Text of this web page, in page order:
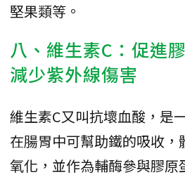
堅果類等。
八、維生素C：促進
減少紫外線傷害
維生素C又叫抗壞血酸，是
在腸胃中可幫助鐵的吸收
氧化，並作為輔酶參與膠